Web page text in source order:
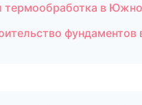
термообработка в
фундаментов